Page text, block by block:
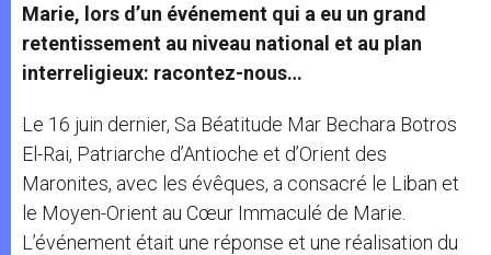
Marie, lors d’un événement qui a eu un grand
retentissement au niveau national et au plan
interreligieux: racontez-nous…
Le 16 juin dernier, Sa Béatitude Mar Bechara Botros
El-Rai, Patriarche d’Antioche et d’Orient des
Maronites, avec les évêques, a consacré le Liban et
le Moyen-Orient au Cœur Immaculé de Marie.
L’événement était une réponse et une réalisation du